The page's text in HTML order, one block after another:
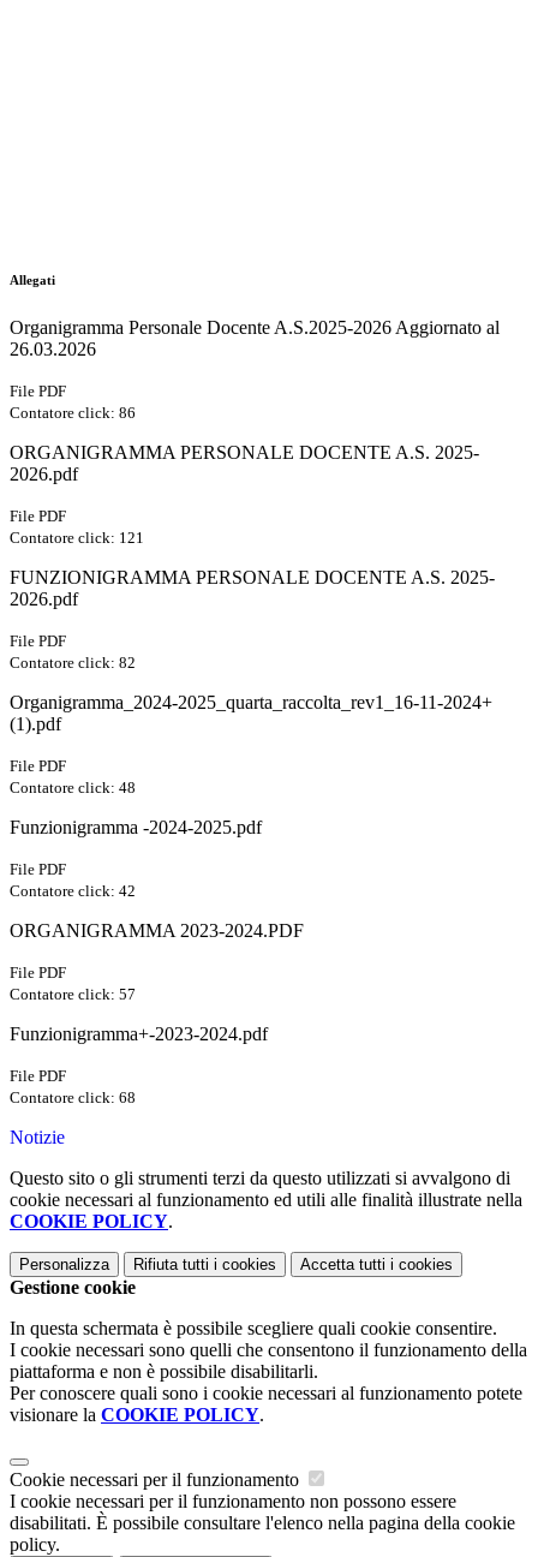
Allegati
Organigramma Personale Docente A.S.2025-2026 Aggiornato al
26.03.2026
File PDF
Contatore click: 86
ORGANIGRAMMA PERSONALE DOCENTE A.S. 2025-
2026.pdf
File PDF
Contatore click: 121
FUNZIONIGRAMMA PERSONALE DOCENTE A.S. 2025-
2026.pdf
File PDF
Contatore click: 82
Organigramma_2024-2025_quarta_raccolta_rev1_16-11-2024+
(1).pdf
File PDF
Contatore click: 48
Funzionigramma -2024-2025.pdf
File PDF
Contatore click: 42
ORGANIGRAMMA 2023-2024.PDF
File PDF
Contatore click: 57
Funzionigramma+-2023-2024.pdf
File PDF
Contatore click: 68
Notizie
Questo sito o gli strumenti terzi da questo utilizzati si avvalgono di
cookie necessari al funzionamento ed utili alle finalità illustrate nella
COOKIE POLICY.
Personalizza Rifiuta tutti i cookies Accetta tutti i cookies
Gestione cookie
In questa schermata è possibile scegliere quali cookie consentire.
I cookie necessari sono quelli che consentono il funzionamento della
piattaforma e non è possibile disabilitarli.
Per conoscere quali sono i cookie necessari al funzionamento potete
visionare la COOKIE POLICY.
Cookie necessari per il funzionamento
I cookie necessari per il funzionamento non possono essere
disabilitati. È possibile consultare l'elenco nella pagina della cookie
policy.